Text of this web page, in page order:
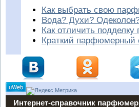
Как выбрать свою
Вода? Духи?
Как отличить
Краткий парфюмерный
Интернет-справочник